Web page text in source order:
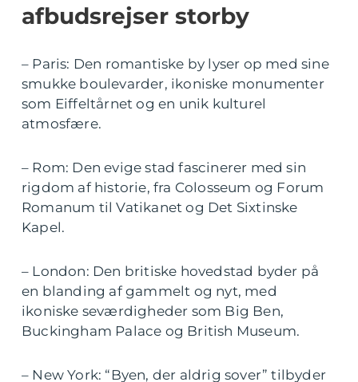
afbudsrejser storby
– Paris: Den romantiske by lyser op med sine
smukke boulevarder, ikoniske monumenter
som Eiffeltårnet og en unik kulturel
atmosfære.
– Rom: Den evige stad fascinerer med sin
rigdom af historie, fra Colosseum og Forum
Romanum til Vatikanet og Det Sixtinske
Kapel.
– London: Den britiske hovedstad byder på
en blanding af gammelt og nyt, med
ikoniske seværdigheder som Big Ben,
Buckingham Palace og British Museum.
– New York: “Byen, der aldrig sover” tilbyder